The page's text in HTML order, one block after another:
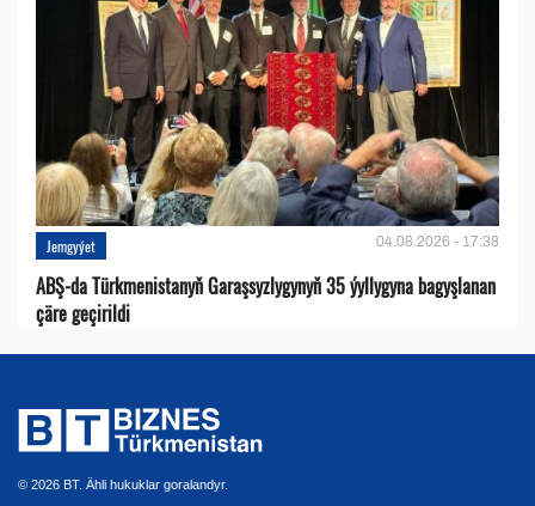
Jemgyýet 04.08.2026 - 17:38
ABŞ-da Türkmenistanyň Garaşsyzlygynyň 35 ýyllygyna bagyşlanan
çäre geçirildi
© 2026 BT. Ähli hukuklar goralandyr.